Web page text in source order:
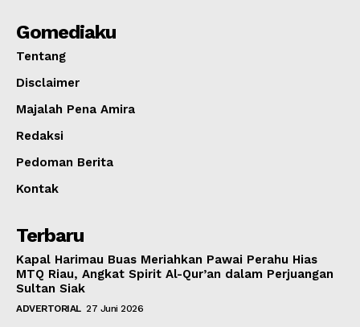
Gomediaku
Tentang
Disclaimer
Majalah Pena Amira
Redaksi
Pedoman Berita
Kontak
Terbaru
Kapal Harimau Buas Meriahkan Pawai Perahu Hias
MTQ Riau, Angkat Spirit Al-Qur’an dalam Perjuangan
Sultan Siak
ADVERTORIAL 27 Juni 2026